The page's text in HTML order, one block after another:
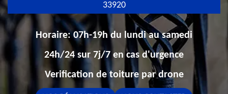
33920
Horaire: 07h-19h du lundi au samedi
24h/24 sur 7j/7 en cas d'urgence
Verification de toiture par drone